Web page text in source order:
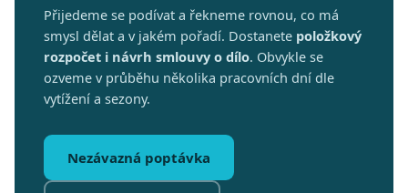
Přijedeme se podívat a řekneme rovnou, co má
smysl dělat a v jakém pořadí. Dostanete položkový
rozpočet i návrh smlouvy o dílo. Obvykle se
ozveme v průběhu několika pracovních dní dle
vytížení a sezony.
Nezávazná poptávka